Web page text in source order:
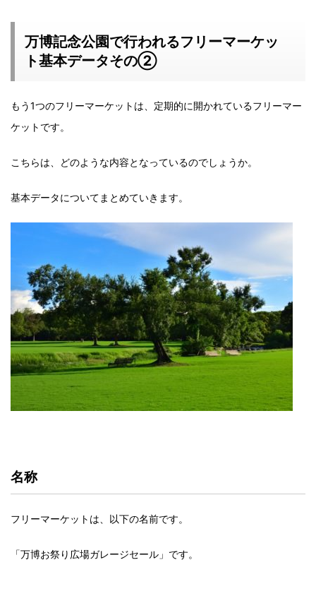
万博記念公園で行われるフリーマーケッ
ト基本データその②
もう1つのフリーマーケットは、定期的に開かれているフリーマー
ケットです。
こちらは、どのような内容となっているのでしょうか。
基本データについてまとめていきます。
名称
フリーマーケットは、以下の名前です。
「万博お祭り広場ガレージセール」です。